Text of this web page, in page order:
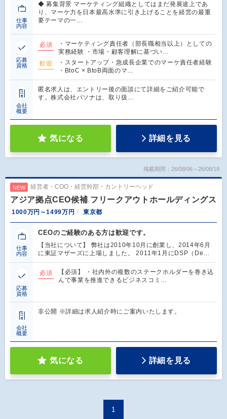
仕事
内容
◆ 募集背景 マーケティング組織としてはまだ発展途上であ
り、マーケ力を日本最高水準に引き上げることを経営の最重
要テーマの一…
応募
資格
必須
・マーケティング責任者（部長職相当以上）としての
実務経験 ・市場・顧客理解に基づい…
歓迎
・スタートアップ・急成長企業でのマーケ責任者経験
・BtoC × BtoB両面のマ…
会社
概要
匿名求人は、エントリー後の面談にて詳細をご紹介可能で
す。株式会社パソナは、取り扱…
気になる 詳細を見る
掲載期間：26/08/06～26/08/19
NEW 経営者・COO・経営幹部・カントリーヘッド
アジア拠点CEO候補 フリークアウトホールディングス
1000万円～1499万円 東京都
仕事
内容
CEOのご経験のある方は歓迎です。
【当社について】 弊社は2010年10月に創業し、2014年6月
に東証マザーズに上場しました。 2011年1月にDSP（De…
応募
資格
必須
【必須】 ・社内外の複数のステークホルダーを巻き込
んで事業を推進できるビジネスコミ…
会社
概要
非公開 ※詳細は求人紹介時にご案内いたします。
気になる 詳細を見る
1